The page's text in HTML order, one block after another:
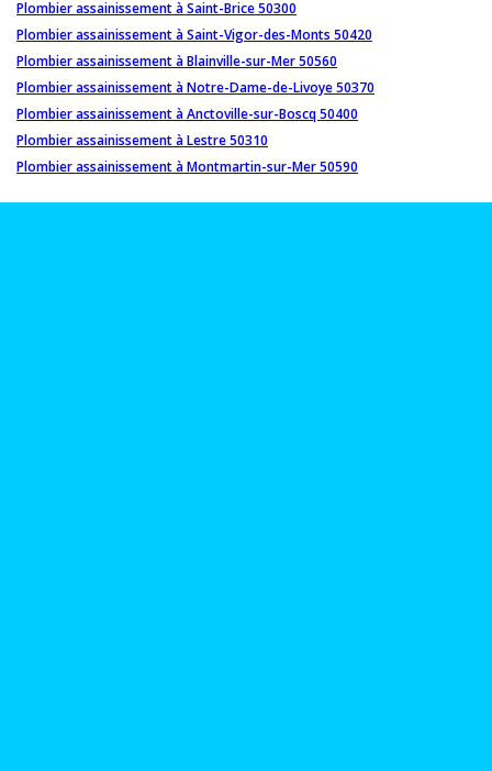
Plombier assainissement à Saint-Brice 50300
Plombier assainissement à Saint-Vigor-des-Monts 50420
Plombier assainissement à Blainville-sur-Mer 50560
Plombier assainissement à Notre-Dame-de-Livoye 50370
Plombier assainissement à Anctoville-sur-Boscq 50400
Plombier assainissement à Lestre 50310
Plombier assainissement à Montmartin-sur-Mer 50590